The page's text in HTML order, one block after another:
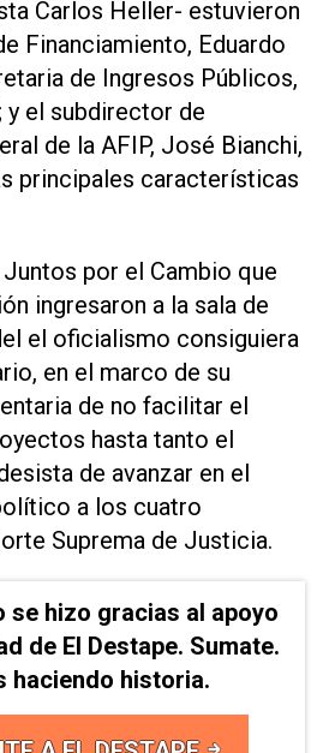
Carlos Heller- estuvieron
Financiamiento, Eduardo
de Ingresos Públicos,
y el subdirector de
de la AFIP, José Bianchi,
principales características
por el Cambio que
ingresaron a la sala de
el oficialismo consiguiera
en el marco de su
de no facilitar el
hasta tanto el
de avanzar en el
a los cuatro
Suprema de Justicia.
se hizo gracias al apoyo
de El Destape. Sumate.
haciendo historia.